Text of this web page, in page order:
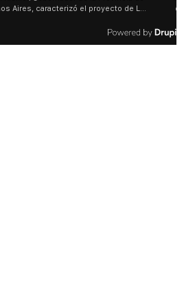
de Buenos Aires destacó la fortaleza de la
agua y soportó las bajas temperaturas de los
últimos días: "Son dificultades que pudieron